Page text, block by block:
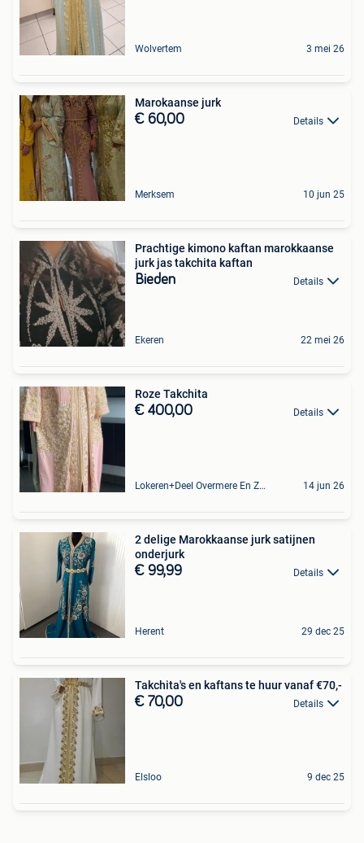
Wolvertem 3 mei 26
Marokaanse jurk
€ 60,00 Details
Merksem 10 jun 25
Prachtige kimono kaftan marokkaanse
jurk jas takchita kaftan
Bieden Details
Ekeren 22 mei 26
Roze Takchita
€ 400,00 Details
Lokeren+Deel Overmere En Zele 14 jun 26
2 delige Marokkaanse jurk satijnen
onderjurk
€ 99,99 Details
Herent 29 dec 25
Takchita's en kaftans te huur vanaf €70,-
€ 70,00 Details
Elsloo 9 dec 25